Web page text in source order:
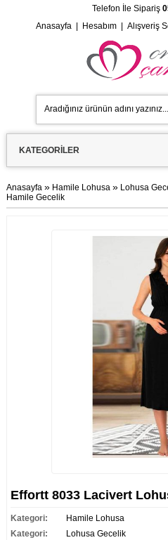
Telefon İle Sipariş
Anasayfa| Hesabım| Alışveriş
KATEGORILER
Anasayfa » Hamile Lohusa » Lohusa
Hamile Gecelik
Effortt 8033 Lacivert
Kategori:
Hamile Lohusa
Kategori:
Lohusa Gecelik